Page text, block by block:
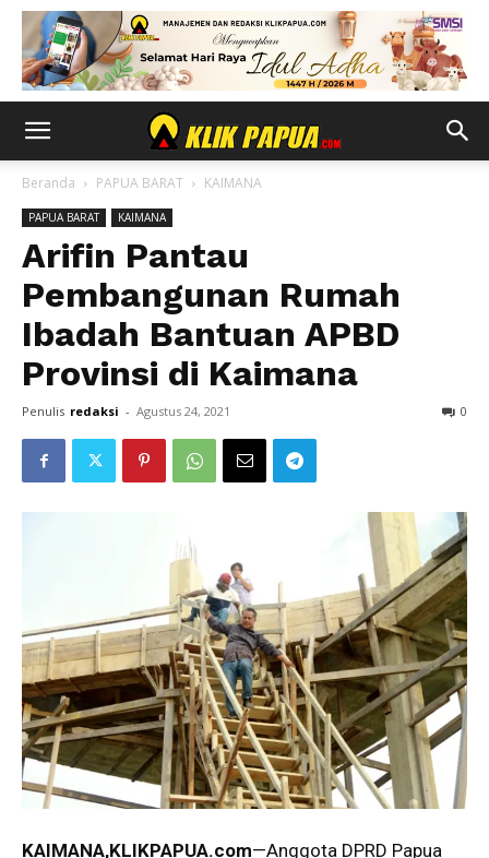
Beranda PAPUA BARAT KAIMANA
PAPUA BARAT KAIMANA
Arifin Pantau
Pembangunan Rumah
Ibadah Bantuan APBD
Provinsi di Kaimana
Penulis redaksi - Agustus 24, 2021 0
KAIMANA,KLIKPAPUA.com—Anggota DPRD Papua